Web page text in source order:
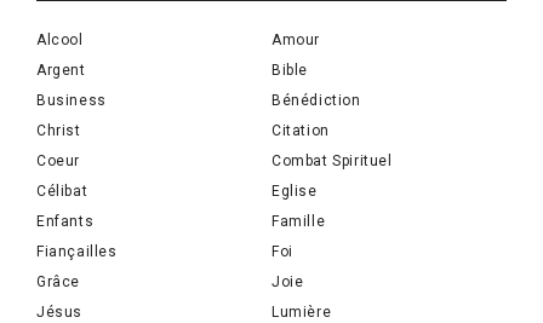
Alcool
Amour
Argent
Bible
Business
Bénédiction
Christ
Citation
Coeur
Combat Spirituel
Célibat
Eglise
Enfants
Famille
Fiançailles
Foi
Grâce
Joie
Jésus
Lumière